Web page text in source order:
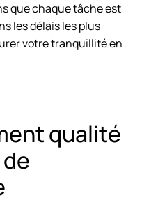
que chaque tâche est
les délais les plus
votre tranquillité en
qualité